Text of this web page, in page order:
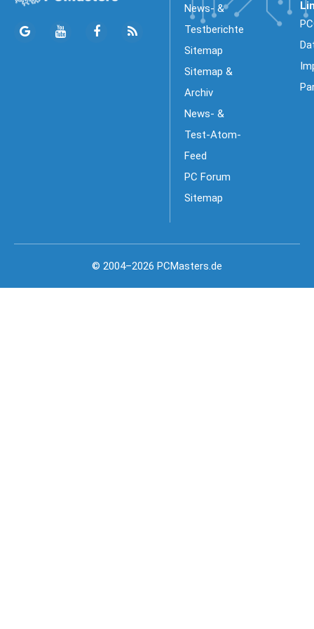
News- &
Testberichte
Sitemap
Sitemap &
Archiv
News- &
Test-Atom-
Feed
PC Forum
Sitemap
© 2004–2026 PCMasters.de